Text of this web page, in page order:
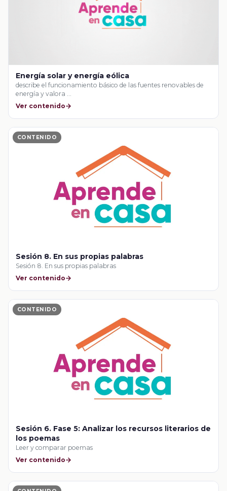
Energía solar y energía eólica
describe el funcionamiento básico de las fuentes renovables de
energía y valora …
Ver contenido
CONTENIDO
Sesión 8. En sus propias palabras
Sesión 8. En sus propias palabras
Ver contenido
CONTENIDO
Sesión 6. Fase 5: Analizar los recursos literarios de
los poemas
Leer y comparar poemas
Ver contenido